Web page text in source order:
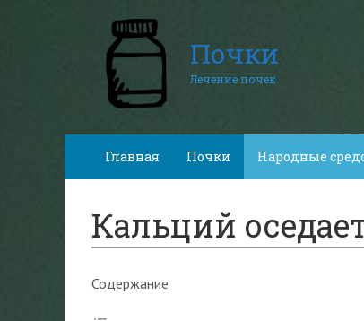
Почки
Лечение почек
Главная Почки Народные
Кальций
Содержание